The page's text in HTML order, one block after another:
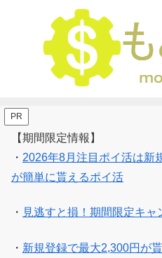
PR
【期間限定情報】
・ 2026年8月注目ポイ活は新
が簡単に貰えるポイ活
・ 見逃すと損！期間限定キャ
・ 新規登録で最大2,300円が